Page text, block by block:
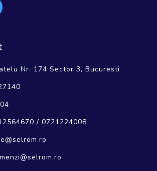
Nr. 174 Sector 3, Bucuresti
/ 0721224008